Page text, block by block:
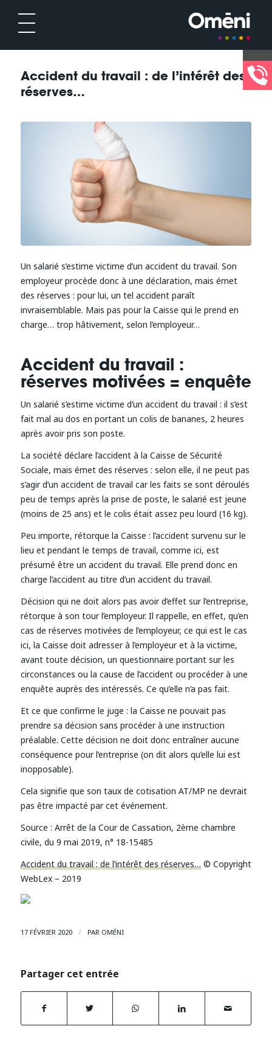
Accident du travail : de l’intérêt des
réserves…
Un salarié s’estime victime d’un accident du travail. Son
employeur procède donc à une déclaration, mais émet
des réserves : pour lui, un tel accident paraît
invraisemblable. Mais pas pour la Caisse qui le prend en
charge… trop hâtivement, selon l’employeur…
Accident du travail :
réserves motivées = enquête
Un salarié s’estime victime d’un accident du travail : il s’est
fait mal au dos en portant un colis de bananes, 2 heures
après avoir pris son poste.
La société déclare l’accident à la Caisse de Sécurité
Sociale, mais émet des réserves : selon elle, il ne peut pas
s’agir d’un accident de travail car les faits se sont déroulés
peu de temps après la prise de poste, le salarié est jeune
(moins de 25 ans) et le colis était assez peu lourd (16 kg).
Peu importe, rétorque la Caisse : l’accident survenu sur le
lieu et pendant le temps de travail, comme ici, est
présumé être un accident du travail. Elle prend donc en
charge l’accident au titre d’un accident du travail.
Décision qui ne doit alors pas avoir d’effet sur l’entreprise,
rétorque à son tour l’employeur. Il rappelle, en effet, qu’en
cas de réserves motivées de l’employeur, ce qui est le cas
ici, la Caisse doit adresser à l’employeur et à la victime,
avant toute décision, un questionnaire portant sur les
circonstances ou la cause de l’accident ou procéder à une
enquête auprès des intéressés. Ce qu’elle n’a pas fait.
Et ce que confirme le juge : la Caisse ne pouvait pas
prendre sa décision sans procéder à une instruction
préalable. Cette décision ne doit donc entraîner aucune
conséquence pour l’entreprise (on dit alors qu’elle lui est
inopposable).
Cela signifie que son taux de cotisation AT/MP ne devrait
pas être impacté par cet événement.
Source : Arrêt de la Cour de Cassation, 2ème chambre
civile, du 9 mai 2019, n° 18-15485
Accident du travail : de l’intérêt des réserves… © Copyright
WebLex – 2019
17 FÉVRIER 2020 / PAR OMÉNI
Partager cet entrée